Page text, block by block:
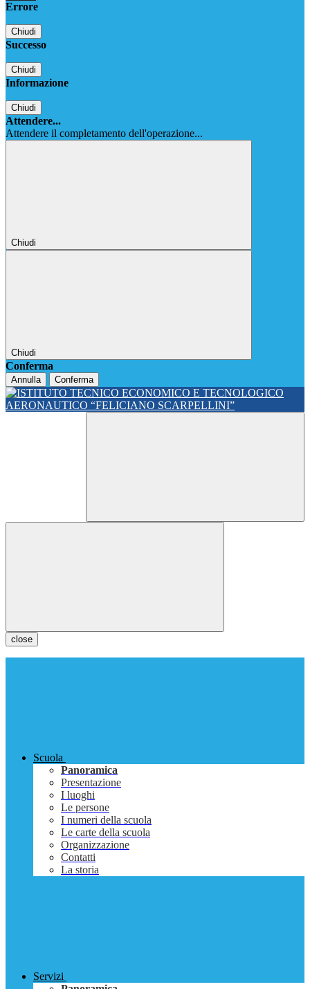
Errore
Chiudi
Successo
Chiudi
Informazione
Chiudi
Attendere...
Attendere il completamento dell'operazione...
Chiudi
Chiudi
Conferma
Annulla Conferma
close
Scuola
Panoramica
Presentazione
I luoghi
Le persone
I numeri della scuola
Le carte della scuola
Organizzazione
Contatti
La storia
Servizi